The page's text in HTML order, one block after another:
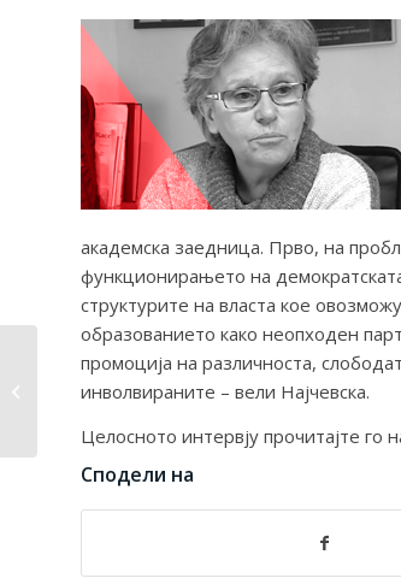
академска заедница. Прво, на
функционирањето на
структурите на власта кое
образованието како неопходен
промоција на различноста,
инволвираните – вели Најчевска.
Целосното интервју прочитајте го
Сподели на
Петар Атанасов:
Многу ниско е оценет